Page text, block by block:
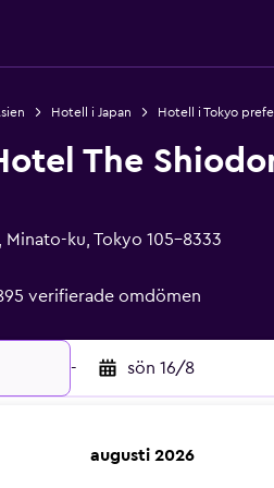
Hotell i Japan Hotell i Tokyo
The
ku, Tokyo 105-8333
verifierade omdömen
- sön 16/8
augusti 2026